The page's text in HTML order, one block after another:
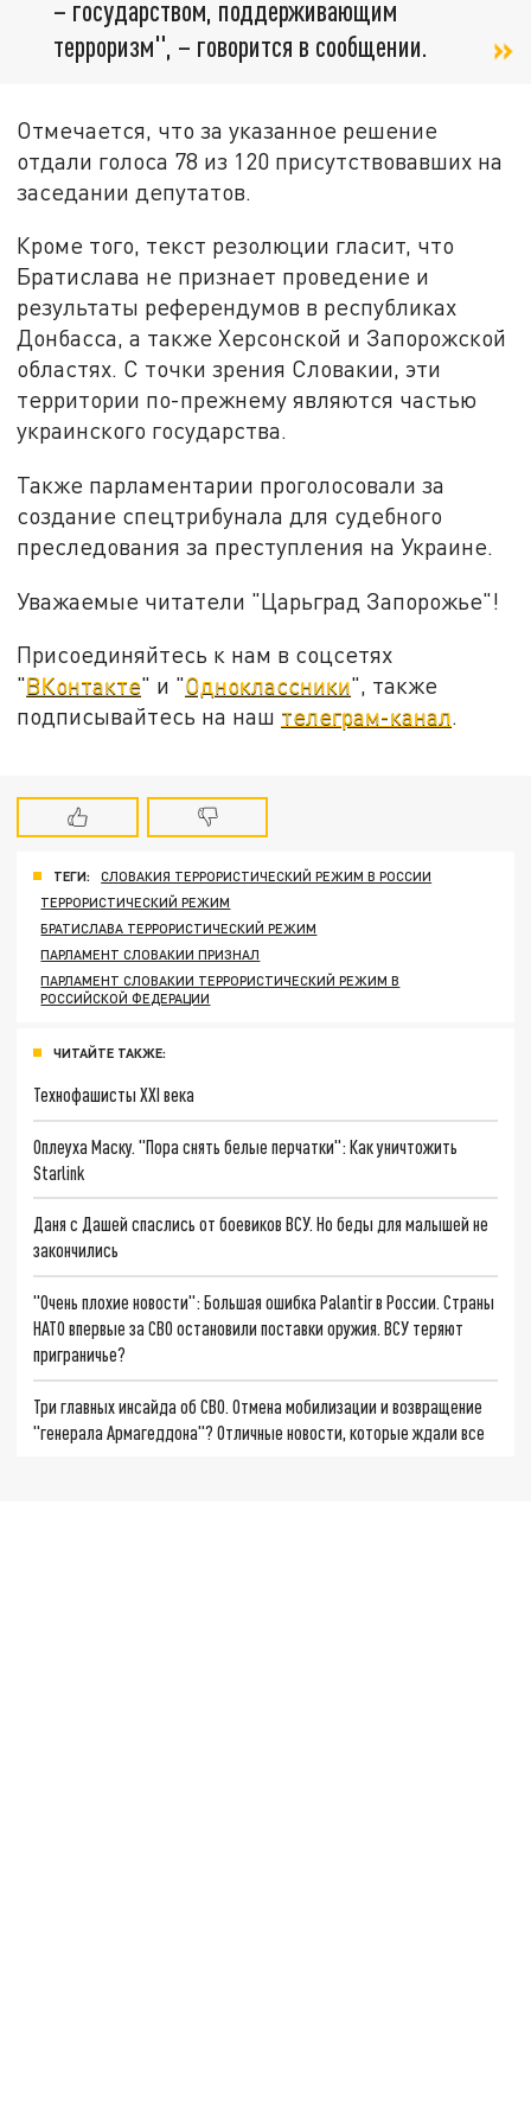
– государством, поддерживающим
терроризм", – говорится в сообщении.
Отмечается, что за указанное решение
отдали голоса 78 из 120 присутствовавших на
заседании депутатов.
Кроме того, текст резолюции гласит, что
Братислава не признает проведение и
результаты референдумов в республиках
Донбасса, а также Херсонской и Запорожской
областях. С точки зрения Словакии, эти
территории по-прежнему являются частью
украинского государства.
Также парламентарии проголосовали за
создание спецтрибунала для судебного
преследования за преступления на Украине.
Уважаемые читатели "Царьград Запорожье"!
Присоединяйтесь к нам в соцсетях
"ВКонтакте" и "Одноклассники", также
подписывайтесь на наш телеграм-канал.
ТЕГИ:
СЛОВАКИЯ ТЕРРОРИСТИЧЕСКИЙ РЕЖИМ В РОССИИ
ТЕРРОРИСТИЧЕСКИЙ РЕЖИМ
БРАТИСЛАВА ТЕРРОРИСТИЧЕСКИЙ РЕЖИМ
ПАРЛАМЕНТ СЛОВАКИИ ПРИЗНАЛ
ПАРЛАМЕНТ СЛОВАКИИ ТЕРРОРИСТИЧЕСКИЙ РЕЖИМ В
РОССИЙСКОЙ ФЕДЕРАЦИИ
ЧИТАЙТЕ ТАКЖЕ:
Технофашисты XXI века
Оплеуха Маску. "Пора снять белые перчатки": Как уничтожить
Starlink
Даня с Дашей спаслись от боевиков ВСУ. Но беды для малышей не
закончились
"Очень плохие новости": Большая ошибка Palantir в России. Страны
НАТО впервые за СВО остановили поставки оружия. ВСУ теряют
приграничье?
Три главных инсайда об СВО. Отмена мобилизации и возвращение
"генерала Армагеддона"? Отличные новости, которые ждали все